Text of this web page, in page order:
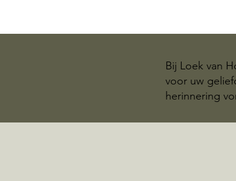
Bij Loek van
voor uw
herinnering